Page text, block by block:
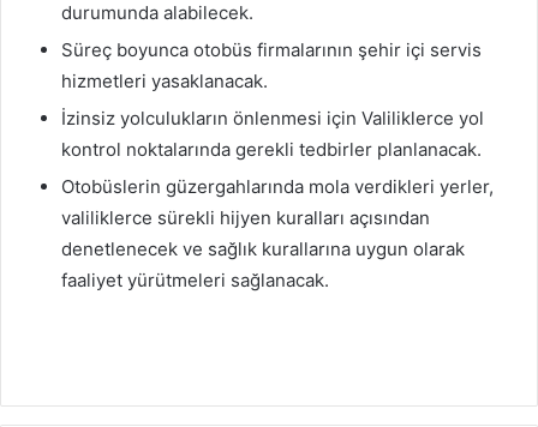
durumunda alabilecek.
Süreç boyunca otobüs firmalarının şehir içi servis
hizmetleri yasaklanacak.
İzinsiz yolculukların önlenmesi için Valiliklerce yol
kontrol noktalarında gerekli tedbirler planlanacak.
Otobüslerin güzergahlarında mola verdikleri yerler,
valiliklerce sürekli hijyen kuralları açısından
denetlenecek ve sağlık kurallarına uygun olarak
faaliyet yürütmeleri sağlanacak.